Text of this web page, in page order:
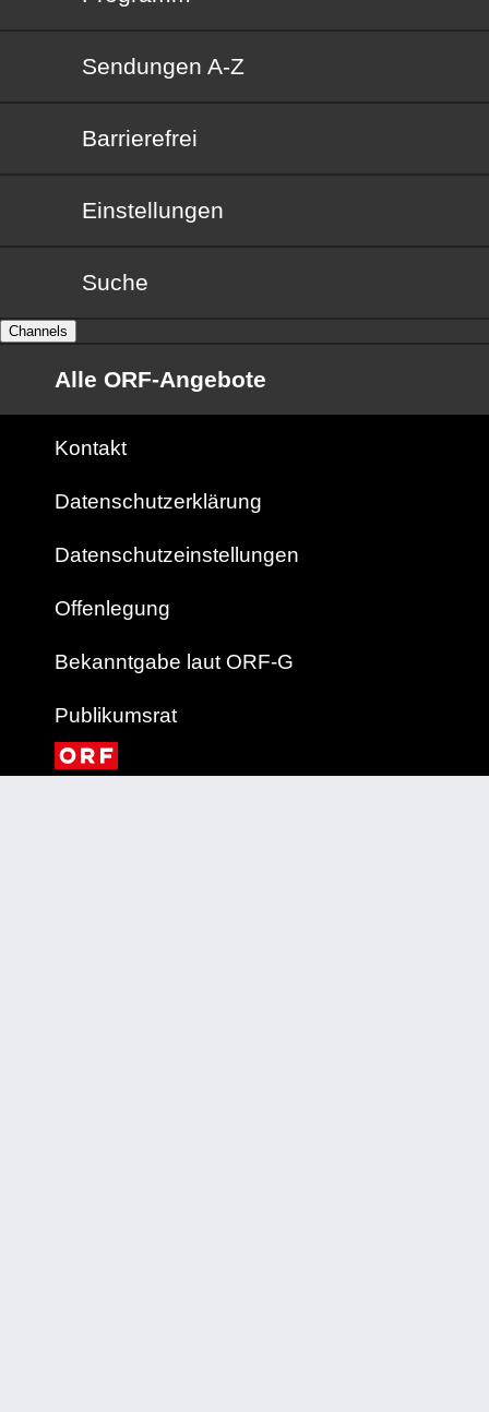
Sendungen von A bis Z
Sendungen A-Z
Barrierefrei
Barrierefrei
Einstellungen
Suche
Channels
Alle ORF-Angebote
Kontakt
Datenschutzerklärung
Datenschutzeinstellungen
Offenlegung
Bekanntgabe laut ORF-G
Publikumsrat